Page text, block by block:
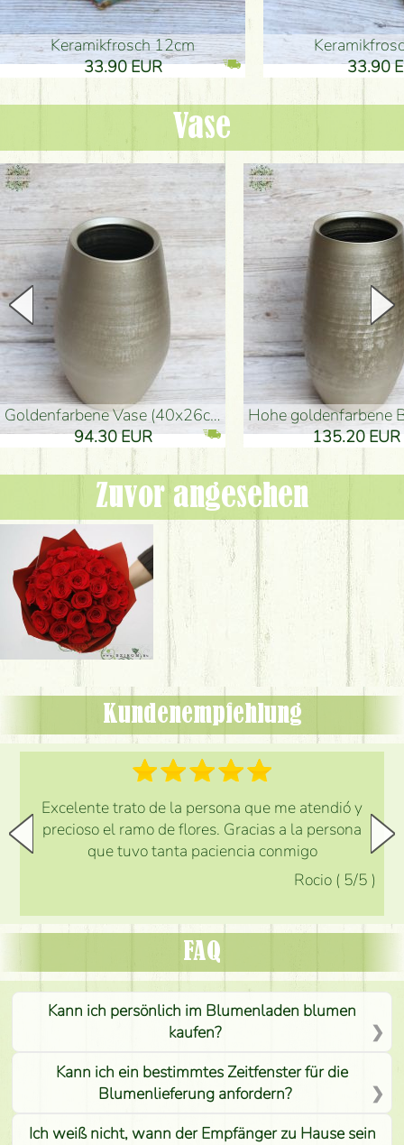
Keramikfrosch 12cm
33.90 EUR
33.90
Vase
goldenfarbene Vase (40x26cm)
94.30 EUR
hohe goldenfarbene
135.20 EUR
Zuvor angesehen
Kundenempfehlung
Excelente trato de la persona que me atendió y
precioso el ramo de flores. Gracias a la persona
que tuvo tanta paciencia conmigo
Rocio ( 5/5 )
FAQ
Kann ich persönlich im Blumenladen blumen
kaufen?
Kann ich ein bestimmtes Zeitfenster für die
Blumenlieferung anfordern?
Ich weiß nicht, wann der Empfänger zu Hause sein